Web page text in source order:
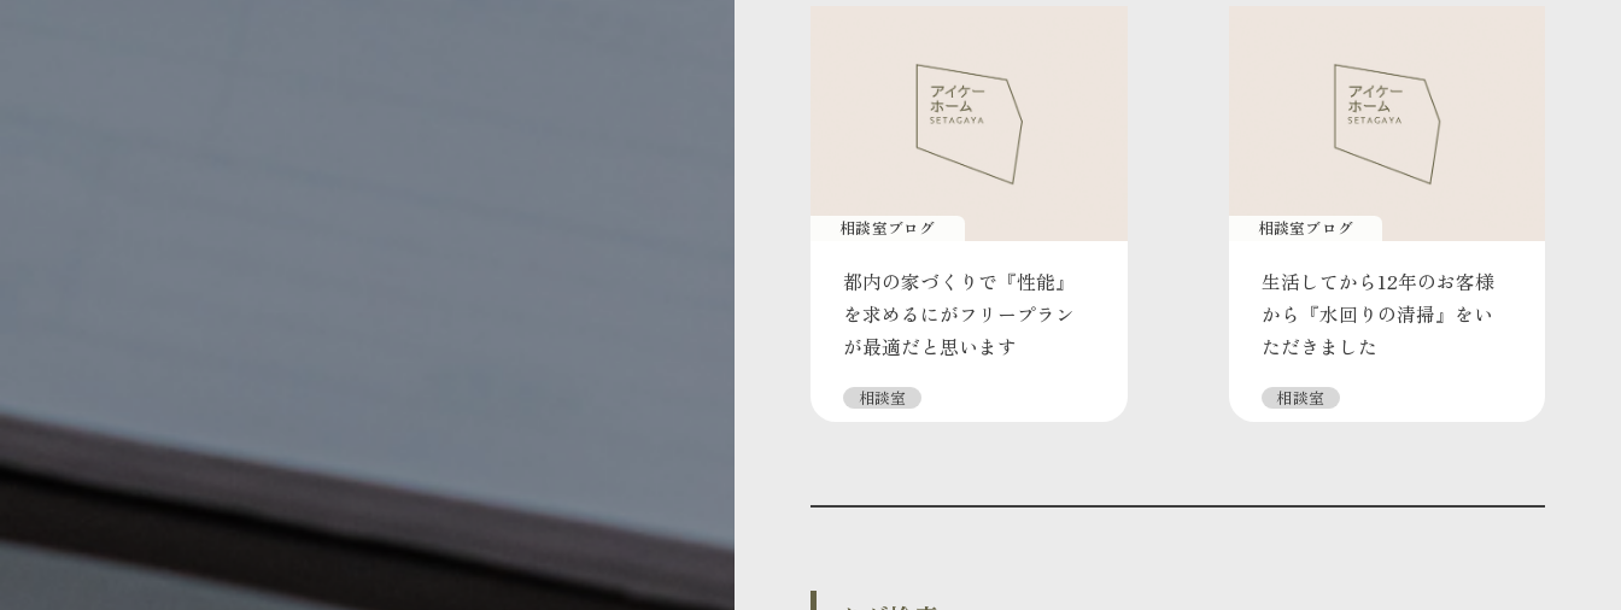
相談室ブログ
都内の家づくりで『性能』
を求めるにがフリープラン
が最適だと思います
相談室
相談室ブログ
生活してから12年のお客様
から『水回りの清掃』をい
ただきました
相談室